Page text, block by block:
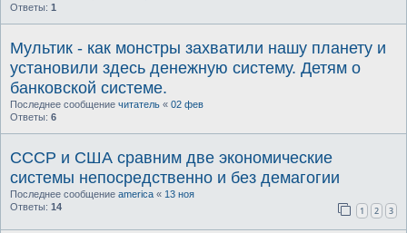
Ответы: 1
Мультик - как монстры захватили нашу планету и
установили здесь денежную систему. Детям о
банковской системе.
Последнее сообщение читатель « 02 фев
Ответы: 6
СССР и США сравним две экономические
системы непосредственно и без демагогии
Последнее сообщение america « 13 ноя
Ответы: 14 1 2 3